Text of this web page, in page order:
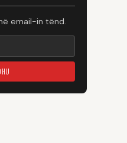
email-in tënd.